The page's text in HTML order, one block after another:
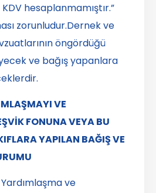
hesaplanmamıştır.”
zorunludur.Dernek ve
öngördüğü
ve bağış yapanlara
VE
FONUNA VEYA BU
YAPILAN BAĞIŞ VE
Yardımlaşma ve